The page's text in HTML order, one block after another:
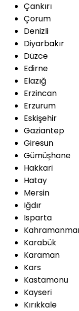
Çankırı
Çorum
Denizli
Diyarbakır
Düzce
Edirne
Elazığ
Erzincan
Erzurum
Eskişehir
Gaziantep
Giresun
Gümüşhane
Hakkari
Hatay
Mersin
Iğdır
Isparta
Karabük
Karaman
Kars
Kastamonu
Kayseri
Kırıkkale